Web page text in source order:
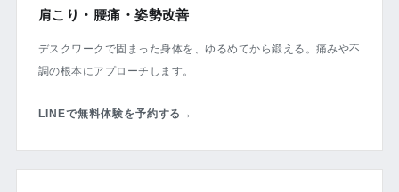
肩こり・腰痛・姿勢改善
デスクワークで固まった身体を、ゆるめてから鍛える。痛みや不
調の根本にアプローチします。
LINEで無料体験を予約する →